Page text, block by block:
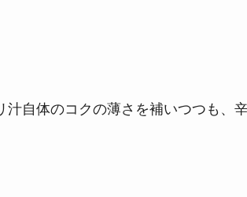
自体のコクの薄さを補いつつも、